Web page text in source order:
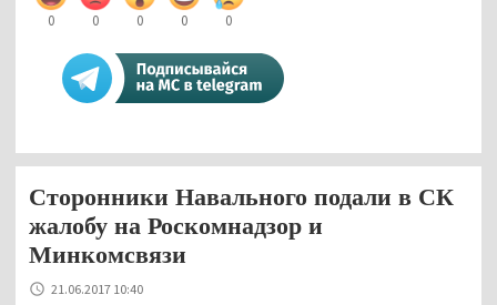
0 0 0 0 0
Сторонники Навального подали в СК
жалобу на Роскомнадзор и
Минкомсвязи
21.06.2017 10:40